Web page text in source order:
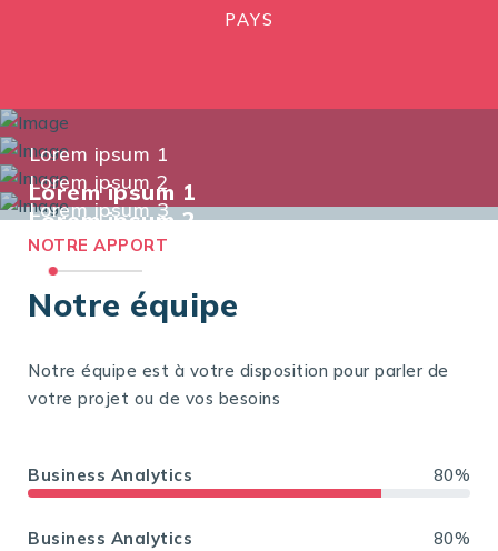
PAYS
Lorem ipsum 1
Lorem ipsum 1
Lorem ipsum 2
Lorem ipsum 2
Lorem ipsum 3
Lorem ipsum 3
Lorem ipsum 4
Lorem ipsum 4
NOTRE APPORT
Notre équipe
Notre équipe est à votre disposition pour parler de
votre projet ou de vos besoins
Business Analytics 80%
Business Analytics 80%